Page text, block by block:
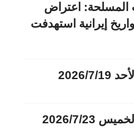
المسلحة: اعتراض
3 صواريخ إيرانية استهدفت
7/19
2026/7/23